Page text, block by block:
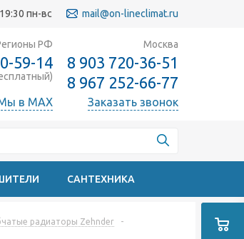
пн-вс mail@on-lineclimat.ru
РФ
59-14
в MAX
Москва
8 903 720-36-51
8 967 252-66-77
Заказать звонок
САНТЕХНИКА
радиаторы Zehnder
-